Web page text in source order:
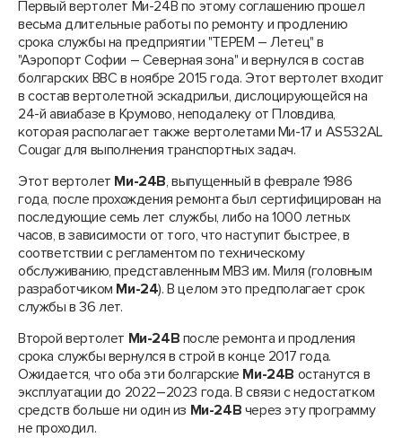
Первый вертолет Ми-24В по этому соглашению прошел
весьма длительные работы по ремонту и продлению
срока службы на предприятии "ТЕРЕМ – Летец" в
"Аэропорт Софии – Северная зона" и вернулся в состав
болгарских ВВС в ноябре 2015 года. Этот вертолет входит
в состав вертолетной эскадрильи, дислоцирующейся на
24-й авиабазе в Крумово, неподалеку от Пловдива,
которая располагает также вертолетами Ми-17 и AS532AL
Cougar для выполнения транспортных задач.
Этот вертолет Ми-24В, выпущенный в феврале 1986
года, после прохождения ремонта был сертифицирован на
последующие семь лет службы, либо на 1000 летных
часов, в зависимости от того, что наступит быстрее, в
соответствии с регламентом по техническому
обслуживанию, представленным МВЗ им. Миля (головным
разработчиком Ми-24). В целом это предполагает срок
службы в 36 лет.
Второй вертолет Ми-24В после ремонта и продления
срока службы вернулся в строй в конце 2017 года.
Ожидается, что оба эти болгарские Ми-24В останутся в
эксплуатации до 2022–2023 года. В связи с недостатком
средств больше ни один из Ми-24В через эту программу
не проходил.